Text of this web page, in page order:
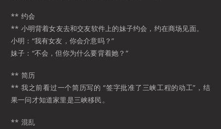
** 约会
** 小明背着女友去和交友软件上的妹子约会，约在商场见面。
小明：“我有女友，你会介意吗？”
妹子：“不会，但你为什么要背着她？”
** 简历
** 我之前看过一个简历写的 “签字批准了三峡工程的动工”，结
果一问才知道家里是三峡移民。
** 混乱